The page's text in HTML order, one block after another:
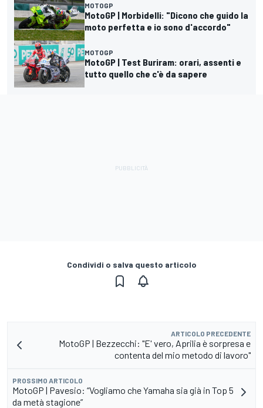
MOTOGP
MotoGP | Morbidelli: "Dicono che guido la
moto perfetta e io sono d'accordo"
MOTOGP
MotoGP | Test Buriram: orari, assenti e
tutto quello che c'è da sapere
Condividi o salva questo articolo
ARTICOLO PRECEDENTE
MotoGP | Bezzecchi: "E' vero, Aprilia è sorpresa e
contenta del mio metodo di lavoro"
PROSSIMO ARTICOLO
MotoGP | Pavesio: “Vogliamo che Yamaha sia già in Top 5
da metà stagione”